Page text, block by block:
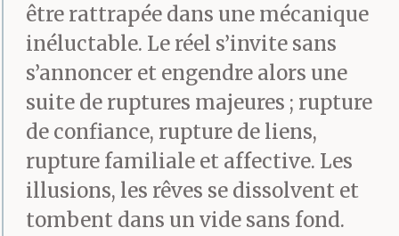
gérant. Clous, scies,
marteaux, poignées de
porte et judas. Il n’a rien
vendu, mais on lui a dit
de revenir la semaine
suivante.
être rattrapée dans une mécanique
inéluctable. Le réel s’invite sans
s’annoncer et engendre alors une
suite de ruptures majeures ; rupture
de confiance, rupture de liens,
rupture familiale et affective. Les
illusions, les rêves se dissolvent et
tombent dans un vide sans fond.